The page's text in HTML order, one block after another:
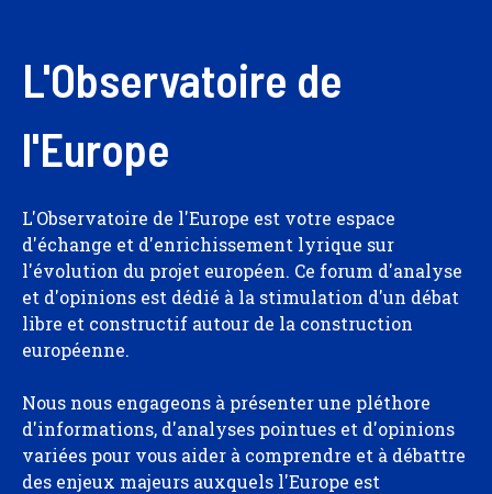
L'Observatoire de
l'Europe
L'Observatoire de l'Europe est votre espace
d'échange et d'enrichissement lyrique sur
l'évolution du projet européen. Ce forum d'analyse
et d'opinions est dédié à la stimulation d'un débat
libre et constructif autour de la construction
européenne.
Nous nous engageons à présenter une pléthore
d'informations, d'analyses pointues et d'opinions
variées pour vous aider à comprendre et à débattre
des enjeux majeurs auxquels l'Europe est